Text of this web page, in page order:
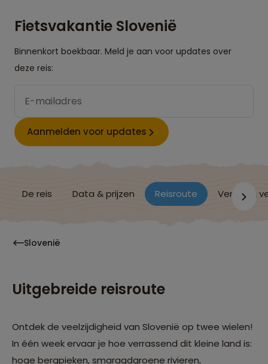
Fietsvakantie Slovenië
Binnenkort boekbaar. Meld je aan voor updates over
deze reis:
Aanmelden voor updates
De reis Data & prijzen Reisroute Verblijf &
Slovenië
Uitgebreide reisroute
Ontdek de veelzijdigheid van Slovenië op twee wielen!
In één week ervaar je hoe verrassend dit kleine land is:
hoge bergpieken, smaragdgroene rivieren,